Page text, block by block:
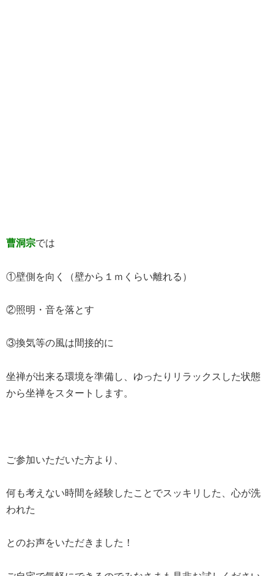
曹洞宗では
①壁側を向く（壁から１ｍくらい離れる）
②照明・音を落とす
③換気等の風は間接的に
坐禅が出来る環境を準備し、ゆったりリラックスした状態
から坐禅をスタートします。
ご参加いただいた方より、
何も考えない時間を経験したことでスッキリした、心が洗
われた
とのお声をいただきました！